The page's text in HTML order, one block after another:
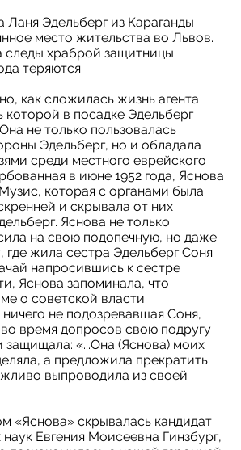
Ланя Эдельберг из Караганды
место жительства во Львов.
следы храброй защитницы
теряются.
как сложилась жизнь агента
которой в посадке Эдельберг
не только пользовалась
Эдельберг, но и обладала
среди местного еврейского
в июне 1952 года, Яснова
которая с органами была
и скрывала от них
Яснова не только
на свою подопечную, но даже
где жила сестра Эдельберг Соня.
напросившись к сестре
Яснова запоминала, что
о советской власти.
не подозревавшая Соня,
во время допросов свою подругу
защищала: «...Она (Яснова) моих
а предложила прекратить
выпроводила из своей
«Яснова» скрывалась кандидат
Евгения Моисеевна Гинзбург,